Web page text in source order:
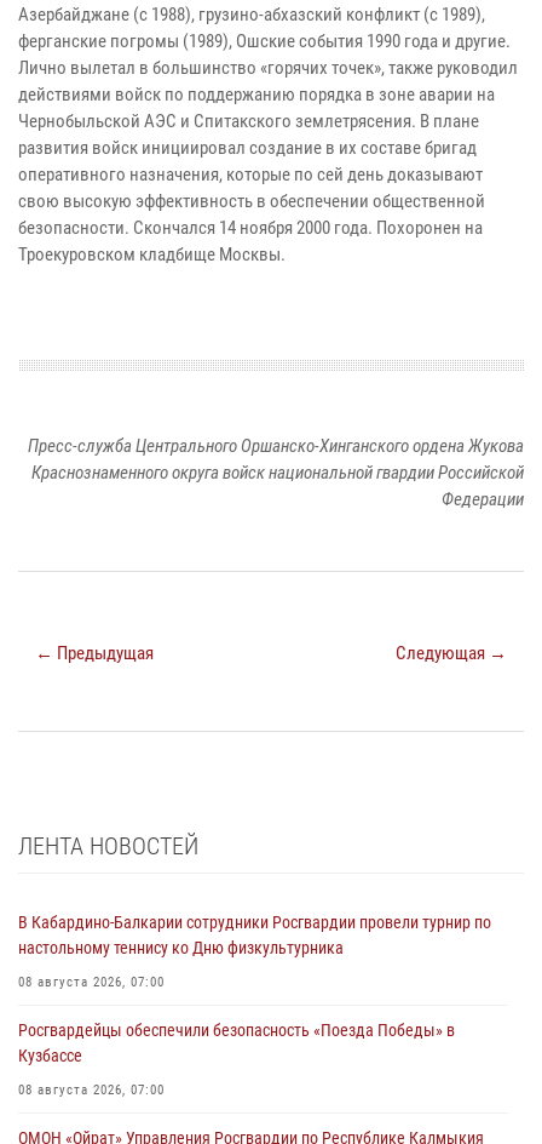
Азербайджане (с 1988), грузино-абхазский конфликт (с 1989),
ферганские погромы (1989), Ошские события 1990 года и другие.
Лично вылетал в большинство «горячих точек», также руководил
действиями войск по поддержанию порядка в зоне аварии на
Чернобыльской АЭС и Спитакского землетрясения. В плане
развития войск инициировал создание в их составе бригад
оперативного назначения, которые по сей день доказывают
свою высокую эффективность в обеспечении общественной
безопасности. Скончался 14 ноября 2000 года. Похоронен на
Троекуровском кладбище Москвы.
Пресс-служба Центрального Оршанско-Хинганского ордена Жукова
Краснознаменного округа войск национальной гвардии Российской
Федерации
← Предыдущая Следующая →
ЛЕНТА НОВОСТЕЙ
В Кабардино-Балкарии сотрудники Росгвардии провели турнир по
настольному теннису ко Дню физкультурника
08 августа 2026, 07:00
Росгвардейцы обеспечили безопасность «Поезда Победы» в
Кузбассе
08 августа 2026, 07:00
ОМОН «Ойрат» Управления Росгвардии по Республике Калмыкия